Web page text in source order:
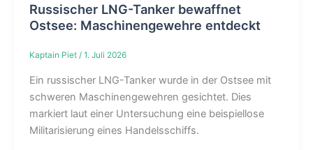
Russischer LNG-Tanker bewaffnet
Ostsee: Maschinengewehre entdeckt
Kaptain Piet / 1. Juli 2026
Ein russischer LNG-Tanker wurde in der Ostsee mit
schweren Maschinengewehren gesichtet. Dies
markiert laut einer Untersuchung eine beispiellose
Militarisierung eines Handelsschiffs.